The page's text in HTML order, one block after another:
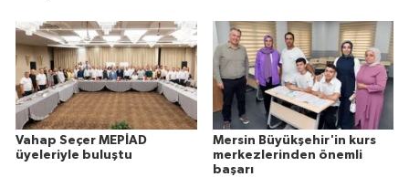
Vahap Seçer MEPİAD
üyeleriyle buluştu
Mersin Büyükşehir'in kurs
merkezlerinden önemli
başarı